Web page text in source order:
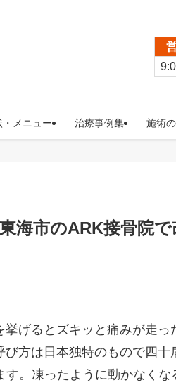
・メニュー 治療事例集 施術
海市のARK接骨院で
げるとズキッと痛みが走
方は日本独特のもので四
。凍ったように動かなく